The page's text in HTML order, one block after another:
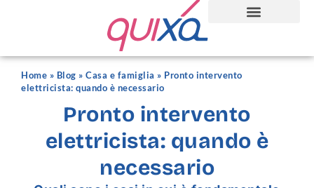
Home » Blog » Casa e famiglia » Pronto intervento
elettricista: quando è necessario
Pronto intervento
elettricista: quando è
necessario